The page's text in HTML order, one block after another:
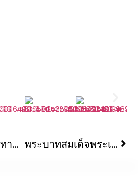
พิธีทักษิณานุประทาน อุทิศถวายอดีตเจ้าอาวาสวัดนาคปรก พระบาทสมเด็จพระเจ้าอยู่หัว และสมเด็จพระนางเจ้าฯ พระบรมราชินี เสด็จพระราชดำเนินไปในการพระราชพิธีทรงบำเพ็ญพระราชกุศล เนื่องในวันอาสาฬหบูชา พุทธศักราช ๒๕๖๘